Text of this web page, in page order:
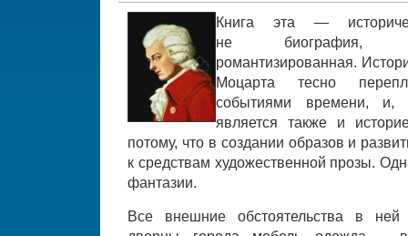
Книга эта —
не биография,
романтизированная.
Моцарта тесно
событиями времени, и,
является также и
потому, что в создании образов и
к средствам художественной прозы.
фантазии.
Все внешние обстоятельства в